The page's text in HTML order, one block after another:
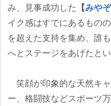
み、見事成功した 【みや
イク感はすでにあるもの
を超えた支持を集め、誰
へとステージをあげたとい
笑顔が印象的な天然キ
ー、格闘技などスポーツ